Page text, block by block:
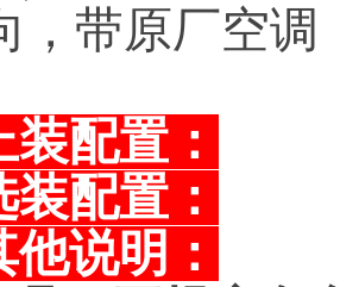
，带原厂空调
配置：
配置：
他说明：